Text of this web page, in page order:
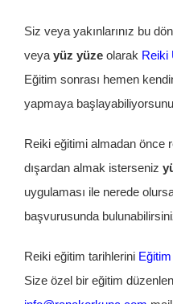
Siz veya yakınlarınız bu
veya yüz yüze olarak Reiki
Eğitim sonrası hemen
yapmaya
Reiki eğitimi almadan önce
dışardan almak isterseniz
uygulaması ile nerede
başvurusunda
Reiki eğitim tarihlerini
Size özel bir eğitim